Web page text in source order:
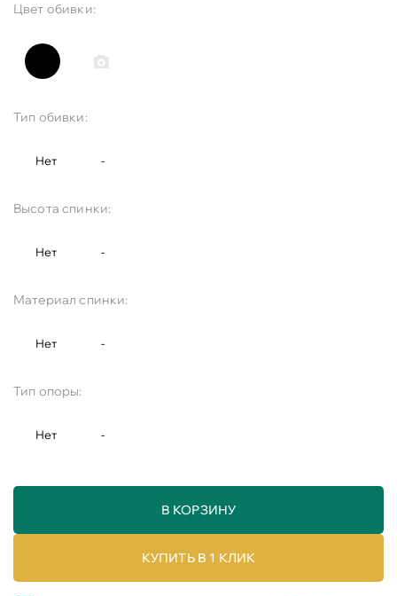
Цвет обивки:
Тип обивки:
Нет -
Высота спинки:
Нет -
Материал спинки:
Нет -
Тип опоры:
Нет -
В КОРЗИНУ
КУПИТЬ В 1 КЛИК